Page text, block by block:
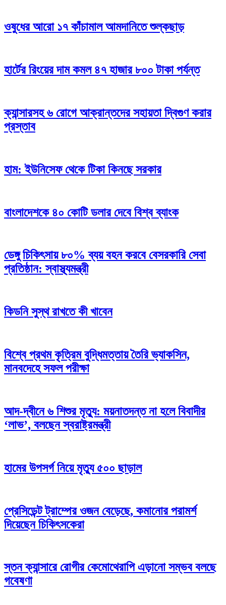
ওষুধের আরো ১৭ কাঁচামাল আমদানিতে শুল্কছাড়
হার্টের রিংয়ের দাম কমল ৪৭ হাজার ৮০০ টাকা পর্যন্ত
ক্যান্সারসহ ৬ রোগে আক্রান্তদের সহায়তা দ্বিগুণ করার
প্রস্তাব
হাম: ইউনিসেফ থেকে টিকা কিনছে সরকার
বাংলাদেশকে ৪০ কোটি ডলার দেবে বিশ্ব ব্যাংক
ডেঙ্গু চিকিৎসায় ৮০% ব্যয় বহন করবে বেসরকারি সেবা
প্রতিষ্ঠান: স্বাস্থ্যমন্ত্রী
কিডনি সুস্থ রাখতে কী খাবেন
বিশ্বে প্রথম কৃত্রিম বুদ্ধিমত্তায় তৈরি ভ্যাকসিন,
মানবদেহে সফল পরীক্ষা
আদ-দ্বীনে ৬ শিশুর মৃত্যু: ময়নাতদন্ত না হলে বিবাদীর
‘লাভ’, বলছেন স্বরাষ্ট্রমন্ত্রী
হামের উপসর্গ নিয়ে মৃত্যু ৫০০ ছাড়াল
প্রেসিডেন্ট ট্রাম্পের ওজন বেড়েছে, কমানোর পরামর্শ
দিয়েছেন চিকিৎসকেরা
স্তন ক্যান্সারে রোগীর কেমোথেরাপি এড়ানো সম্ভব বলছে
গবেষণা